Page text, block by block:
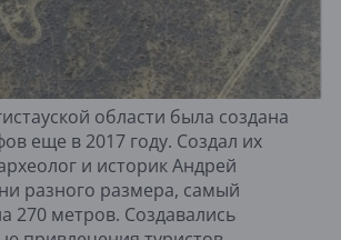
области была создана
еще в 2017 году. Создал их
и историк Андрей
разного размера, самый
270 метров. Создавались